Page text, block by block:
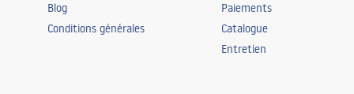
Blog
Conditions générales
Paiements
Catalogue
Entretien